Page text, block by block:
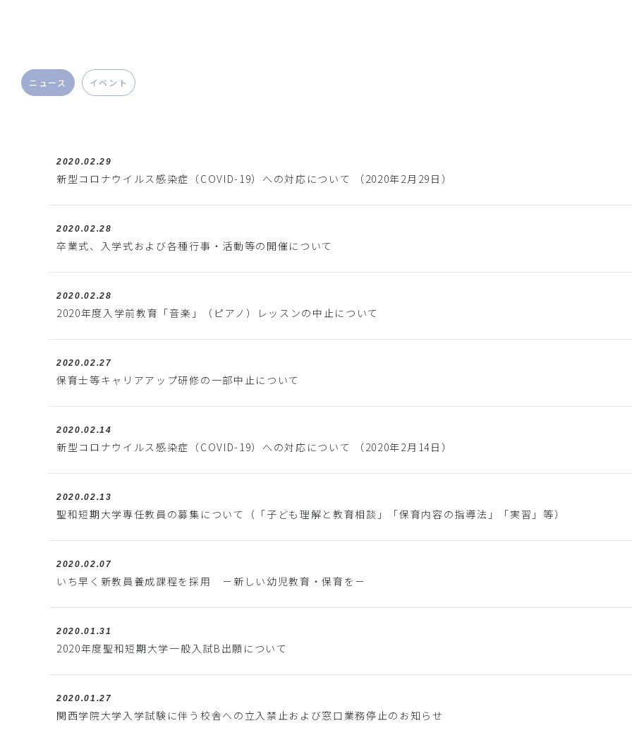
ニュース イベント
2020.02.29
新型コロナウイルス感染症（COVID-19）への対応について （2020年2月29日）
2020.02.28
卒業式、入学式および各種行事・活動等の開催について
2020.02.28
2020年度入学前教育「音楽」（ピアノ）レッスンの中止について
2020.02.27
保育士等キャリアアップ研修の一部中止について
2020.02.14
新型コロナウイルス感染症（COVID-19）への対応について （2020年2月14日）
2020.02.13
聖和短期大学専任教員の募集について（「子ども理解と教育相談」「保育内容の指導法」「実習」等）
2020.02.07
いち早く新教員養成課程を採用 －新しい幼児教育・保育を－
2020.01.31
2020年度聖和短期大学一般入試B出願について
2020.01.27
関西学院大学入学試験に伴う校舎への立入禁止および窓口業務停止のお知らせ